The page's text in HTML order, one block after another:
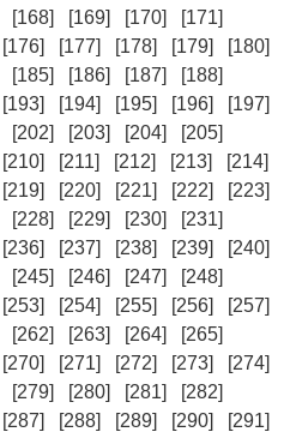
[168] [169] [170]
[171]
[176] [177] [178] [179]
[180]
[185] [186] [187]
[188]
[193] [194] [195] [196]
[197]
[202] [203] [204]
[205]
[210] [211] [212] [213]
[214]
[219] [220] [221] [222]
[223]
[228] [229] [230]
[231]
[236] [237] [238] [239]
[240]
[245] [246] [247]
[248]
[253] [254] [255] [256]
[257]
[262] [263] [264]
[265]
[270] [271] [272] [273]
[274]
[279] [280] [281]
[282]
[287] [288] [289] [290]
[291]